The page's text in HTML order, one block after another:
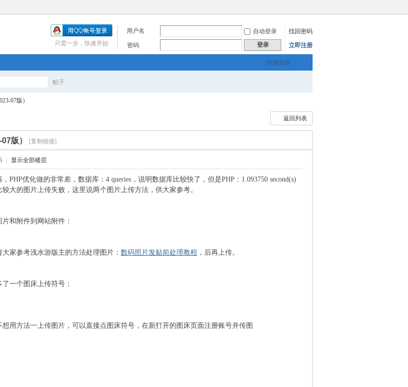
用户名 自动登录
找回密码
密码
登录 立即注册
只需一步，快速开始
快捷导航
帖子
07版）
返回列表
版） [复制链接]
显示全部楼层
PHP优化做的非常差，数据库：4 queries，说明数据库比较快了，但是PHP：1.093750 second(s)
大的图片上传失败，这里说两个图片上传方法，供大家参考。
和附件到网站附件：
家参考浅水游版主的方法处理图片： 数码照片发贴前处理教程 ，后再上传。
一个图床上传符号：
用方法一上传图片，可以直接点图床符号，在新打开的图床页面注册账号并传图